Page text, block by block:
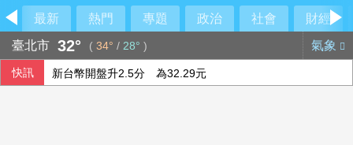
最新 熱門 專題 政治 社會
財經
臺北市 32° ( 34° / 28° ) 氣象
快訊 新台幣開盤升2.5分 為32.29元